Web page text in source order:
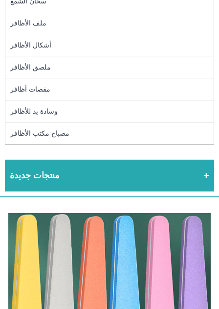
ملف الأظافر
أشكال الأظافر
ملصق الأظافر
مقصات أظافر
وسادة يد للأظافر
مصباح مكتب الأظافر
منتجات جديدة